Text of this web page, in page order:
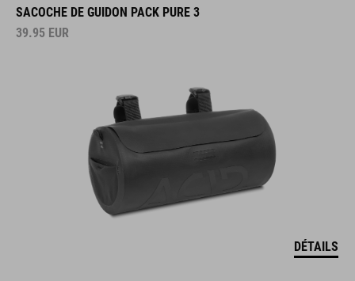
SACOCHE DE GUIDON PACK PURE 3
39.95 EUR
DÉTAILS